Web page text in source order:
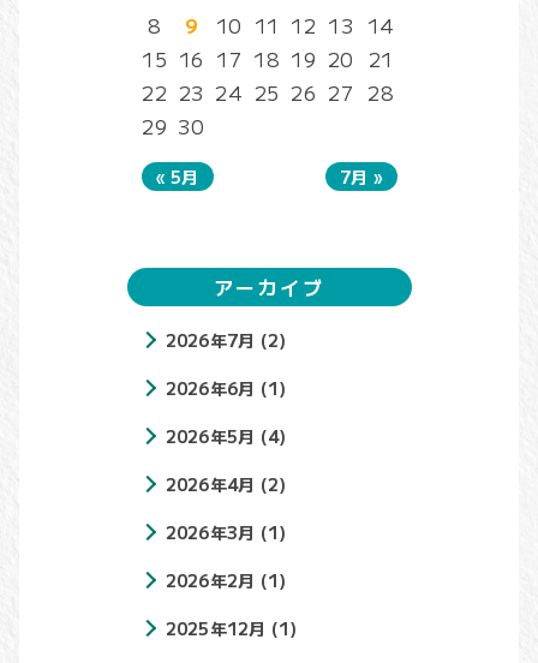
8
9 10 11 12 13 14
15 16 17 18 19 20 21
22 23 24 25 26 27 28
29 30
« 5月 7月 »
アーカイブ
2026年7月 (2)
2026年6月 (1)
2026年5月 (4)
2026年4月 (2)
2026年3月 (1)
2026年2月 (1)
2025年12月 (1)